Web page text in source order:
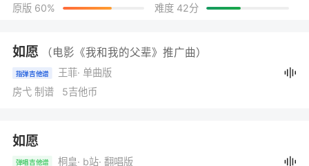
原版 60% 难度 42分
如愿 （电影《我和我的父辈》推广曲）
指弹吉他谱 王菲· 单曲版
房弋 制谱 5吉他币
如愿
弹唱吉他谱 桐皇· b站· 翻唱版